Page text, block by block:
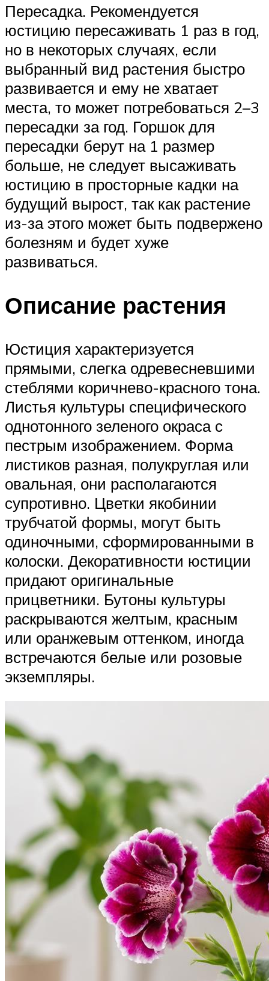
Пересадка. Рекомендуется
юстицию пересаживать 1 раз в год,
но в некоторых случаях, если
выбранный вид растения быстро
развивается и ему не хватает
места, то может потребоваться 2–3
пересадки за год. Горшок для
пересадки берут на 1 размер
больше, не следует высаживать
юстицию в просторные кадки на
будущий вырост, так как растение
из-за этого может быть подвержено
болезням и будет хуже
развиваться.
Описание растения
Юстиция характеризуется
прямыми, слегка одревесневшими
стеблями коричнево-красного тона.
Листья культуры специфического
однотонного зеленого окраса с
пестрым изображением. Форма
листиков разная, полукруглая или
овальная, они располагаются
супротивно. Цветки якобинии
трубчатой формы, могут быть
одиночными, сформированными в
колоски. Декоративности юстиции
придают оригинальные
прицветники. Бутоны культуры
раскрываются желтым, красным
или оранжевым оттенком, иногда
встречаются белые или розовые
экземпляры.